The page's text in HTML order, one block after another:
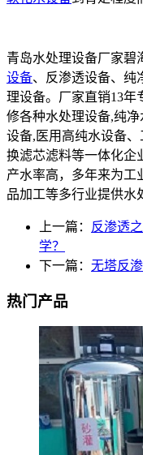
青岛水处理设备厂家碧
设备、反渗透设备、纯
理设备。厂家直销13年
修各种水处理设备,纯
设备,医用高纯水设备
换滤芯滤料等一体化企
产水率高，多年来为工
品加工等多行业提供水
上一篇：
反渗透
学？
下一篇： 无塔反
热门产品